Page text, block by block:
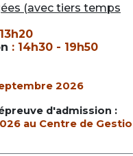
(avec tiers temps
: 14h30 - 19h50
2026
d'admission :
au Centre de